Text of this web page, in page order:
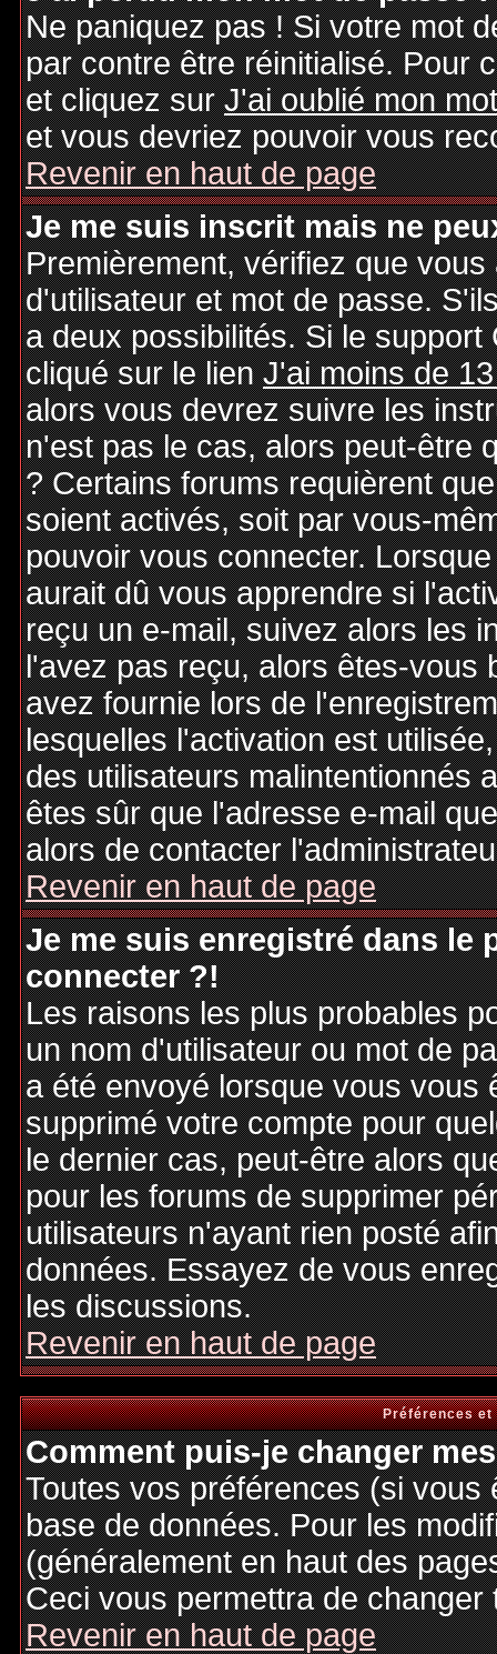
Ne paniquez pas ! Si votre mot
par contre être réinitialisé. Pour
et cliquez surJ'ai oublié mon
et vous devriez pouvoir vous
Revenir en haut de page
Je me suis inscrit mais ne
Premièrement, vérifiez que
d'utilisateur et mot de passe.
a deux possibilités. Si le
cliqué sur le lienJ'ai moins de
alors vous devrez suivre les
n'est pas le cas, alors peut-être
? Certains forums requièrent
soient activés, soit par vous-
pouvoir vous connecter.
aurait dû vous apprendre si
reçu un e-mail, suivez alors les
l'avez pas reçu, alors êtes-vous
avez fournie lors de
lesquelles l'activation est
des utilisateurs malintentionnés
êtes sûr que l'adresse e-mail
alors de contacter
Revenir en haut de page
Je me suis enregistré dans le
connecter ?!
Les raisons les plus probables
un nom d'utilisateur ou mot de
a été envoyé lorsque vous vous
supprimé votre compte pour
le dernier cas, peut-être alors
pour les forums de supprimer
utilisateurs n'ayant rien posté
données. Essayez de vous
les discussions.
Revenir en haut de page
Préférences
Comment puis-je changer
Toutes vos préférences (si
base de données. Pour les
(généralement en haut des
Ceci vous permettra de
Revenir en haut de page